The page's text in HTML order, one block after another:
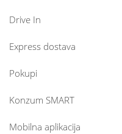
Drive In
Express dostava
Pokupi
Konzum SMART
Mobilna aplikacija